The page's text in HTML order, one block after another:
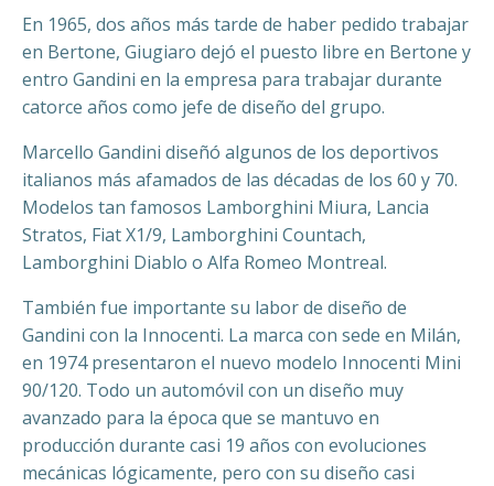
En 1965, dos años más tarde de haber pedido trabajar
en Bertone, Giugiaro dejó el puesto libre en Bertone y
entro Gandini en la empresa para trabajar durante
catorce años como jefe de diseño del grupo.
Marcello Gandini diseñó algunos de los deportivos
italianos más afamados de las décadas de los 60 y 70.
Modelos tan famosos Lamborghini Miura, Lancia
Stratos, Fiat X1/9, Lamborghini Countach,
Lamborghini Diablo o Alfa Romeo Montreal.
También fue importante su labor de diseño de
Gandini con la Innocenti. La marca con sede en Milán,
en 1974 presentaron el nuevo modelo Innocenti Mini
90/120. Todo un automóvil con un diseño muy
avanzado para la época que se mantuvo en
producción durante casi 19 años con evoluciones
mecánicas lógicamente, pero con su diseño casi